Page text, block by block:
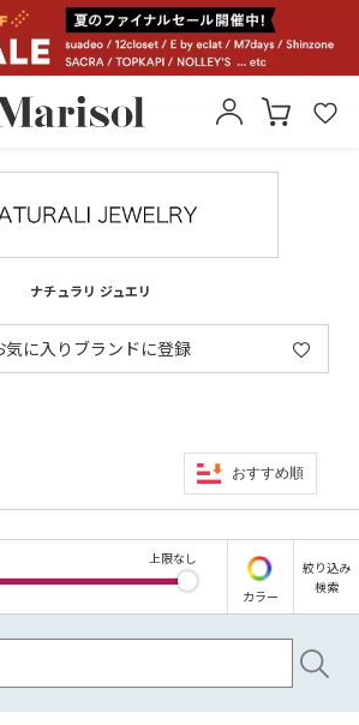
ナチュラリ ジュエリ
気に入りブランドに登録
おすすめ順
上限なし
カラー
絞り込み
検索